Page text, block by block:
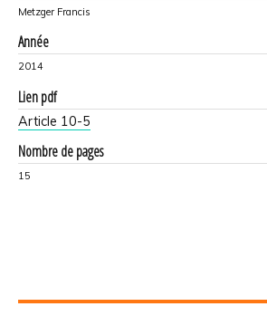
Metzger Francis
Année
2014
Lien pdf
Article 10-5
Nombre de pages
15